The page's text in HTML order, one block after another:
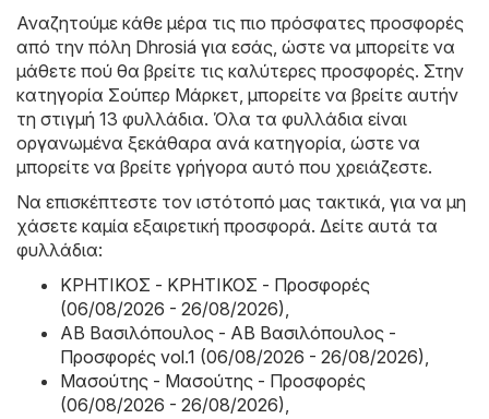
Αναζητούμε κάθε μέρα τις πιο πρόσφατες προσφορές
από την πόλη Dhrosiá για εσάς, ώστε να μπορείτε να
μάθετε πού θα βρείτε τις καλύτερες προσφορές. Στην
κατηγορία Σούπερ Μάρκετ, μπορείτε να βρείτε αυτήν
τη στιγμή 13 φυλλάδια. Όλα τα φυλλάδια είναι
οργανωμένα ξεκάθαρα ανά κατηγορία, ώστε να
μπορείτε να βρείτε γρήγορα αυτό που χρειάζεστε.
Να επισκέπτεστε τον ιστότοπό μας τακτικά, για να μη
χάσετε καμία εξαιρετική προσφορά. Δείτε αυτά τα
φυλλάδια:
ΚΡΗΤΙΚΟΣ - ΚΡΗΤΙΚΟΣ - Προσφορές
(06/08/2026 - 26/08/2026)
ΑΒ Βασιλόπουλος - ΑΒ Βασιλόπουλος -
Προσφορές vol.1 (06/08/2026 - 26/08/2026)
Μασούτης - Μασούτης - Προσφορές
(06/08/2026 - 26/08/2026)